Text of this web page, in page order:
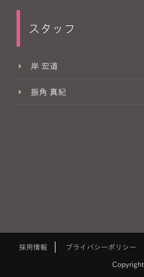
スタッフ
岸 宏道
振角 真紀
採用情報 プライバシーポリシー